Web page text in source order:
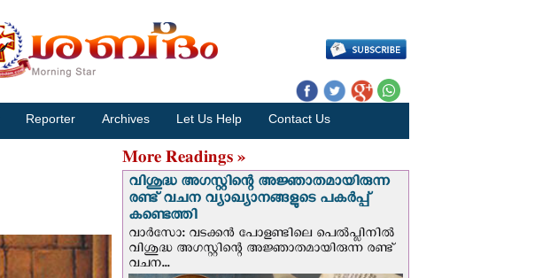
Reporter Archives Let Us Help Contact Us
More Readings »
വിശുദ്ധ അഗസ്റ്റിന്റെ അജ്ഞാതമായിരുന്ന
രണ്ട് വചന വ്യാഖ്യാനങ്ങളുടെ പകര്‍പ്പ്
കണ്ടെത്തി
വാര്‍സോ: വടക്കൻ പോളണ്ടിലെ പെൽപ്ലിനില്‍
വിശുദ്ധ അഗസ്റ്റിന്റെ അജ്ഞാതമായിരുന്ന രണ്ട്
വചന...